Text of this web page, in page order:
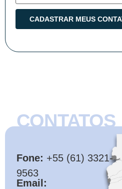
CONTATOS
Fone: +55 (61) 3321-
9563
Email: